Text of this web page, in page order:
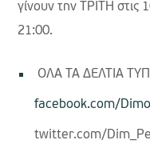
γίνουν την ΤΡΙΤΗ στις
21:00.
ΟΛΑ ΤΑ ΔΕΛΤΙΑ
facebook.com/
twitter.com/